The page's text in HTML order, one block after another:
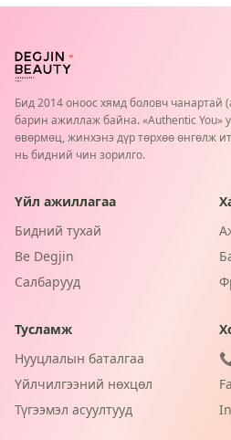
Бид 2014 оноос хямд боловч чанартай
барин ажиллаж байна. «Authentic You»
өвөрмөц, жинхэнэ дүр төрхөө өнгөлж
нь бидний чин зорилго.
Үйл ажиллагаа
Бидний тухай
Be Degjin
Салбарууд
Тусламж
Нууцлалын баталгаа
Үйлчилгээний нөхцөл
Түгээмэл асуултууд